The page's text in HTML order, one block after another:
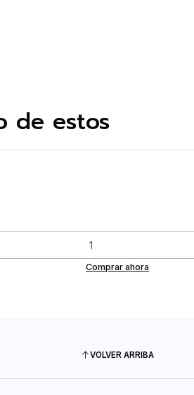
de estos
Comprar ahora
VOLVER ARRIBA